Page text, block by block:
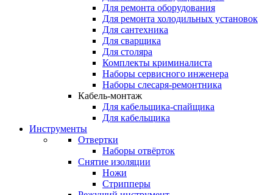
Для ремонта оборудования
Для ремонта холодильных установок
Для сантехника
Для сварщика
Для столяра
Комплекты криминалиста
Наборы сервисного инженера
Наборы слесаря-ремонтника
Кабель-монтаж
Для кабельщика-спайщика
Для кабельщика
Инструменты
Отвертки
Наборы отвёрток
Снятие изоляции
Ножи
Стрипперы